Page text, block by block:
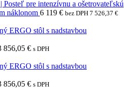
pre intenzívnu a ošetrovateľskú
náklonom 6 119 € bez DPH 7 526,37 €
ERGO stôl s nadstavbou
856,05 € s DPH
ERGO stôl s nadstavbou
856,05 € s DPH